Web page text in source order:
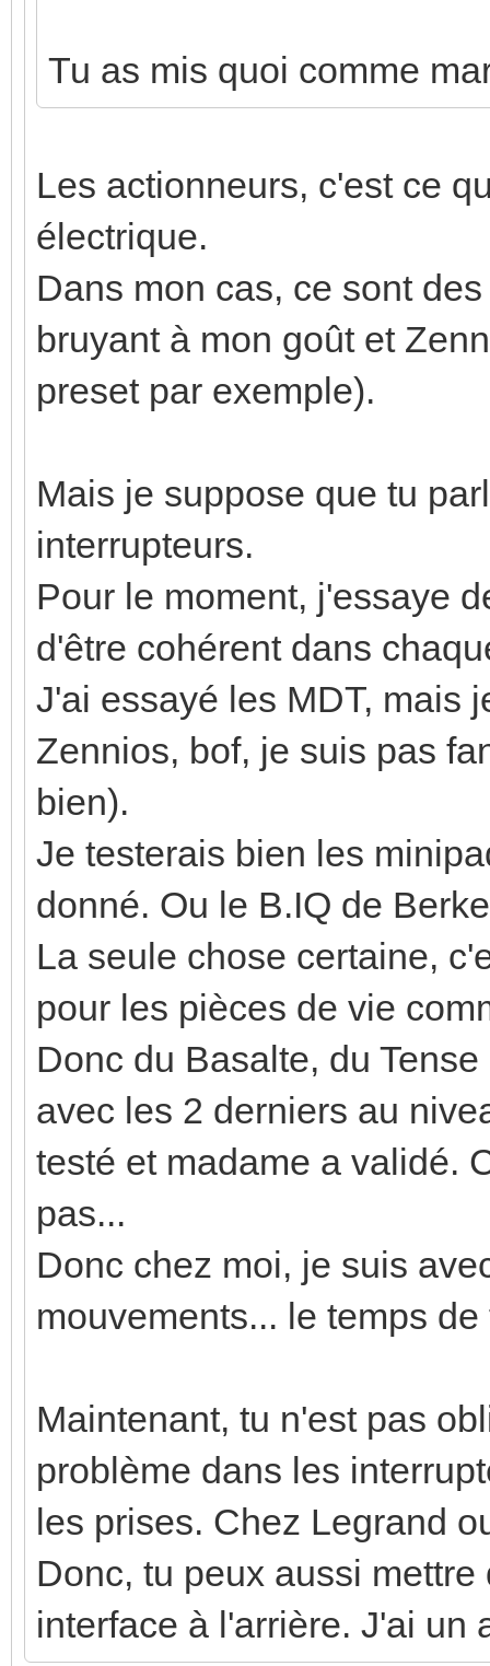
Tu as mis quoi comme
Les actionneurs, c'est ce
électrique.
Dans mon cas, ce sont
bruyant à mon goût et
preset par exemple).
Mais je suppose que tu
interrupteurs.
Pour le moment, j'essaye
d'être cohérent dans
J'ai essayé les MDT, mais
Zennios, bof, je suis pas
bien).
Je testerais bien les
donné. Ou le B.IQ de
La seule chose certaine,
pour les pièces de vie
Donc du Basalte, du
avec les 2 derniers au
testé et madame a validé.
pas...
Donc chez moi, je suis
mouvements... le temps
Maintenant, tu n'est pas
problème dans les
les prises. Chez Legrand
Donc, tu peux aussi
interface à l'arrière. J'ai un